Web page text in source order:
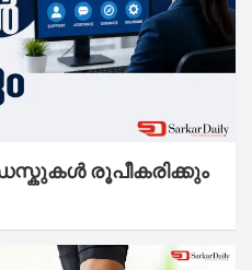
രൂപീകരിക്കും